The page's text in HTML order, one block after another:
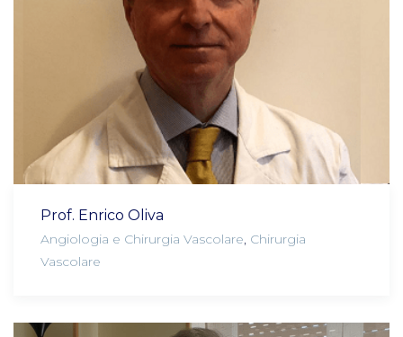
Prof. Enrico Oliva
Angiologia e Chirurgia Vascolare, Chirurgia
Vascolare